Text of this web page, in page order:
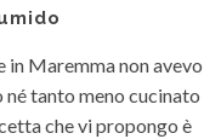
in Maremma non avevo
né tanto meno cucinato
che vi propongo è